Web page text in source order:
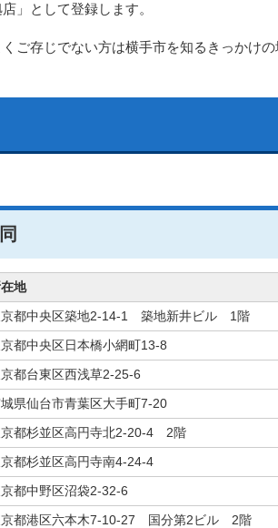
」として登録します。
ご存じでない方は横手市を知るきっかけの
地
都中央区築地2-14-1 築地新井ビル 1階
都中央区日本橋小網町13-8
都台東区西浅草2-25-6
県仙台市青葉区大手町7-20
都杉並区高円寺北2-20-4 2階
都杉並区高円寺南4-24-4
都中野区沼袋2-32-6
都港区六本木7-10-27 国分第2ビル 2階